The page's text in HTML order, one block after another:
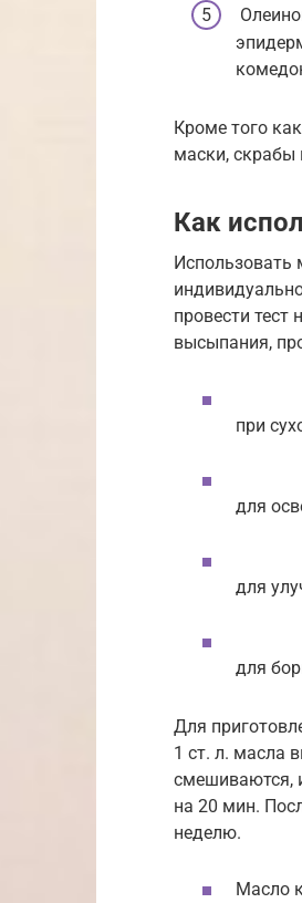
Кроме того
маски, скрабы
Как
Использовать
провести тест
высыпания,
при
для
для
для
Для
1 ст. л. масла
смешиваются,
на 20 мин.
неделю.
Масло